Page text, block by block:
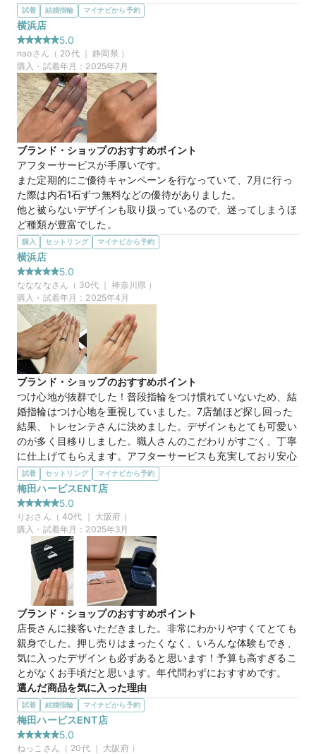
びでも心強いブランドです。
選んだ商品を気に入った理由
ストレートラインにメレダイヤが付いていてキラキラして可愛
かったです。また着け心地がとても良かったです。
厳選されたダイヤモンドを使用していて、専用のスコープでダ
イヤモンドを見せていただき、下部から覗くとハートの形が、
上部から覗くとキューピッドの矢の形が見えました。
この店舗の良かったところ
結婚指輪を探し始めて、1店舗目として伺いました。素材への
こだわりや商品の特徴をとても丁寧に説明してくださり、まだ
比較検討中とお伝えすると、今後の参考になるようさまざまな
デザインを見せていただけました。親身に対応してくださった
ことがとても印象に残っています。
あらかじめデザインはある程度絞っていたため、1日で決める
予定で他店舗も見て回りましたが、お店の方々の温かい雰囲
気、充実したアフターサービス、そして価格面にも魅力を感
じ、こちらで購入を決めました。素敵な指輪に出会えて大満足
です！
商品名
【コスタンテ】これから増えていく大切な
価格帯 35万円
マイナビ限定 来店特典
この店舗のおすすめ特典情報
【予約&来店で最大15,000円】トレセンテとマイナビウエディング
から最大15,000円分の来店特典
試着 結婚指輪 マイナビから予約
横浜店
5.0
naoさん（ 20代 ｜静岡県 ）
購入・試着年月： 2025年7月
ブランド・ショップのおすすめポイント
アフターサービスが手厚いです。
また定期的にご優待キャンペーンを行なっていて、7月に行っ
た際は内石1石ずつ無料などの優待がありました。
他と被らないデザインも取り扱っているので、迷ってしまうほ
ど種類が豊富でした。
選んだ商品を気に入った理由
デザインが他にはないようなものでした。
また内甲丸を使用しており、ダイヤも入れ方に工夫をされてい
るようで、ニット等に引っかかることのないよう、とても自然
にダイヤが埋められていました。綺麗に斜めにダイヤが入って
いるデザインが気に入りました。
この店舗の良かったところ
接客してくださった店員さんがとても丁寧で、自分たちの好み
のデザインを聞いて、それを上手に汲み取ってくださり、気に
入ったものをたくさん試着することができました。双子ダイヤ
モンドが名前もダイヤも可愛らしかったです。
商品名
【コスタンテ】これから増えていく大切な
記念日を祝福するリング
価格帯 20万円
マイナビ限定 来店特典
この店舗のおすすめ特典情報
【予約&来店で最大15,000円】トレセンテとマイナビウエディング
から最大15,000円分の来店特典
購入 セットリング マイナビから予約
横浜店
5.0
ななななさん（ 30代 ｜神奈川県 ）
購入・試着年月： 2025年4月
ブランド・ショップのおすすめポイント
つけ心地が抜群でした！普段指輪をつけ慣れていないため、結
婚指輪はつけ心地を重視していました。7店舗ほど探し回った
結果、トレセンテさんに決めました。デザインもとても可愛い
のが多く目移りしました。職人さんのこだわりがすごく、丁寧
に仕上げてもらえます。アフターサービスも充実しており安心
です。
選んだ商品を気に入った理由
とても自分たちの手に馴染んだデザインとつけ心地でした。指
が綺麗に見えるラインのデザインが気に入っています。正面か
らもサイドから見てもダイヤモンドの輝きが綺麗でした。ずっ
とつけっぱなしでも気にならないくらい軽くつけ心地が良かっ
たです。
価格帯 50万円
マイナビ限定 来店特典
この店舗のおすすめ特典情報
【予約&来店で最大15,000円】トレセンテとマイナビウエディング
から最大15,000円分の来店特典
試着 セットリング マイナビから予約
梅田ハービスENT店
5.0
りおさん（40代 ｜ 大阪府 ）
購入・試着年月： 2025年3月
ブランド・ショップのおすすめポイント
店長さんに接客いただきました。非常にわかりやすくてとても
親身でした。押し売りはまったくなく、いろんな体験もでき、
気に入ったデザインも必ずあると思います！予算も高すぎるこ
とがなくお手頃だと思います。年代問わずにおすすめです。
選んだ商品を気に入った理由
デザインが部分的にも繊細なのにプラチナで丈夫であり、ダイ
ヤが小さめでも際立って光を吸収し反射して綺麗に放っていま
した。しかしながらボリュームもあったり、他所にはない唯一
無二なリングだろうと感じました。検討中です！
試着 結婚指輪 マイナビから予約
梅田ハービスENT店
5.0
ねっこ さん（ 20代 ｜ 大阪府）